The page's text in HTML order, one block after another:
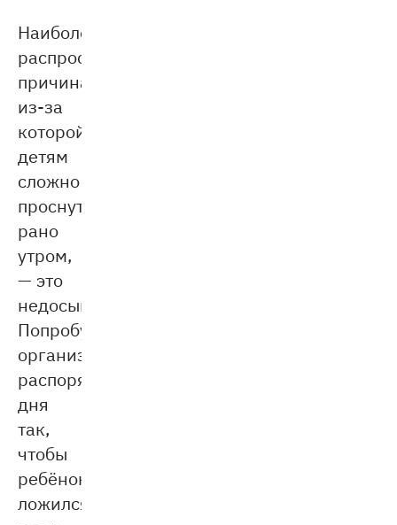
Наиболее
распространённая
причина,
из-за
которой
детям
сложно
проснуться
рано
утром,
— это
недосып.
Попробуйте
организовать
распорядок
дня
так,
чтобы
ребёнок
ложился